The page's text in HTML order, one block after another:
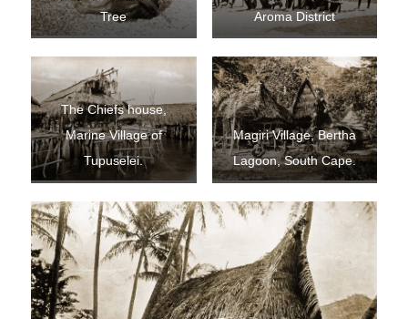
Tree
Aroma District
The Chiefs house,
Marine Village of
Tupuselei.
Magiri Village, Bertha
Lagoon, South Cape.